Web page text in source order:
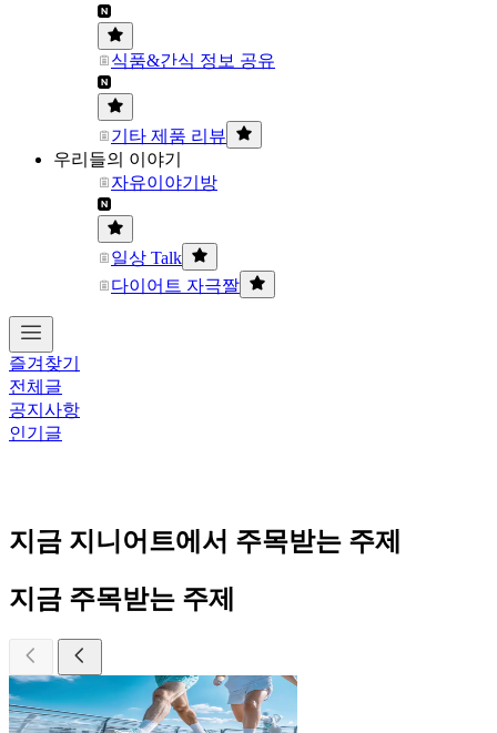
식품&간식 정보 공유
기타 제품 리뷰
우리들의 이야기
자유이야기방
일상 Talk
다이어트 자극짤
즐겨찾기
전체글
공지사항
인기글
지금 지니어트에서 주목받는 주제
지금 주목받는 주제